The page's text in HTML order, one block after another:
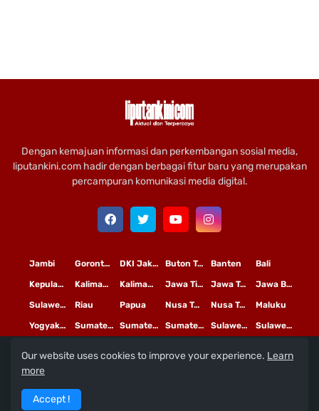
Dengan kemajuan informasi dan perkembangan sosial media,
liputankini.com hadir dengan berbagai fitur baru yang merupakan
percampuran komunikasi media digital.
Bali
Banten
Buton Tengah
DKI Jakarta
Gorontalo
Jambi
Jawa Barat
Jawa Tengah
Jawa Timur
Kalimantan Tengah
Kalimantan Timur
Kepulauan Riau
Maluku
Nusa Tenggara Barat
Nusa Tenggara Timur
Papua
Riau
Sulawesi Selatan
Sulawesi Tengah
Sulawesi Utara
Sumatera Barat
Sumatera Selatan
Sumatera Utara
Yogyakarta
Copyright© 2020 PTLiputan Kini Mediatama
Redaksi Pedoman Media Siber
Our website uses cookies to improve your experience. Learn
more
Accept !